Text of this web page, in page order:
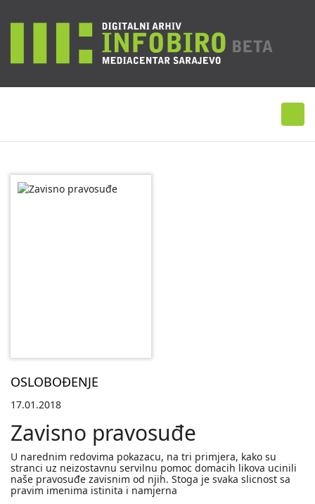
OSLOBOĐENJE
17.01.2018
Zavisno pravosuđe
U narednim redovima pokazacu, na tri primjera, kako su
stranci uz neizostavnu servilnu pomoc domacih likova ucinili
naše pravosuđe zavisnim od njih. Stoga je svaka slicnost sa
pravim imenima istinita i namjerna